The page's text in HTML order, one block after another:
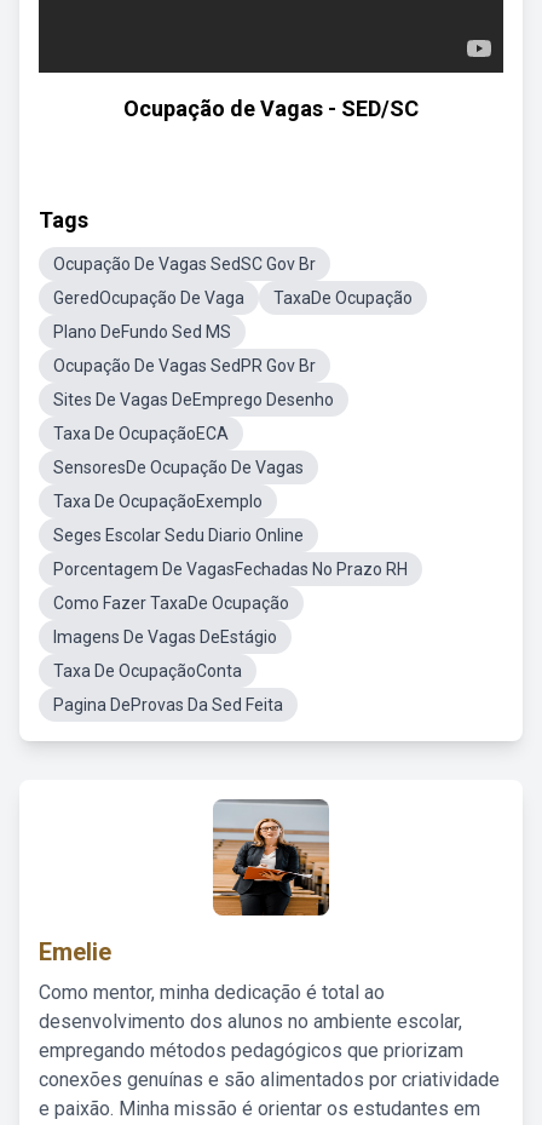
Ocupação de Vagas - SED/SC
Tags
Ocupação De Vagas SedSC Gov Br
GeredOcupação De Vaga
TaxaDe Ocupação
Plano DeFundo Sed MS
Ocupação De Vagas SedPR Gov Br
Sites De Vagas DeEmprego Desenho
Taxa De OcupaçãoECA
SensoresDe Ocupação De Vagas
Taxa De OcupaçãoExemplo
Seges Escolar Sedu Diario Online
Porcentagem De VagasFechadas No Prazo RH
Como Fazer TaxaDe Ocupação
Imagens De Vagas DeEstágio
Taxa De OcupaçãoConta
Pagina DeProvas Da Sed Feita
Emelie
Como mentor, minha dedicação é total ao
desenvolvimento dos alunos no ambiente escolar,
empregando métodos pedagógicos que priorizam
conexões genuínas e são alimentados por criatividade
e paixão. Minha missão é orientar os estudantes em